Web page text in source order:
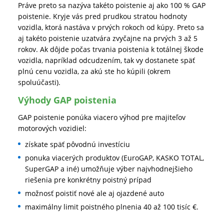
Práve preto sa nazýva takéto poistenie aj ako 100 % GAP
poistenie. Kryje vás pred prudkou stratou hodnoty
vozidla, ktorá nastáva v prvých rokoch od kúpy. Preto sa
aj takéto poistenie uzatvára zvyčajne na prvých 3 až 5
rokov. Ak dôjde počas trvania poistenia k totálnej škode
vozidla, napríklad odcudzením, tak vy dostanete späť
plnú cenu vozidla, za akú ste ho kúpili (okrem
spoluúčasti).
Výhody GAP poistenia
GAP poistenie ponúka viacero výhod pre majiteľov
motorových vozidiel:
získate späť pôvodnú investíciu
ponuka viacerých produktov (EuroGAP, KASKO TOTAL,
SuperGAP a iné) umožňuje výber najvhodnejšieho
riešenia pre konkrétny poistný prípad
možnosť poistiť nové ale aj ojazdené auto
maximálny limit poistného plnenia 40 až 100 tisíc €.